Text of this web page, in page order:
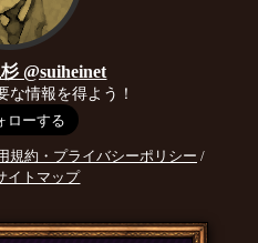
@suiheinet
な情報を得よう！
規約・プライバシーポリシー /
イトマップ